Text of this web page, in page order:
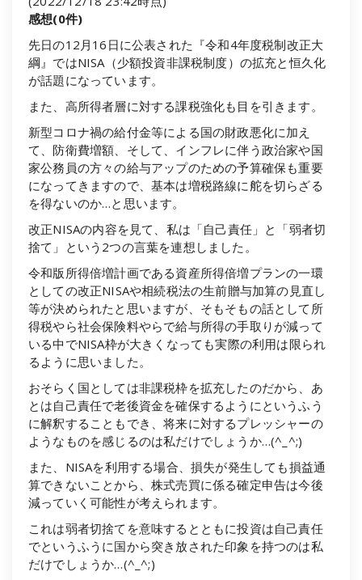
感想(0件)
先日の12月16日に公表された『令和4年度税制改正大
綱』ではNISA（少額投資非課税制度）の拡充と恒久化
が話題になっています。
また、高所得者層に対する課税強化も目を引きます。
新型コロナ禍の給付金等による国の財政悪化に加え
て、防衛費増額、そして、インフレに伴う政治家や国
家公務員の方々の給与アップのための予算確保も重要
になってきますので、基本は増税路線に舵を切らざる
を得ないのか…と思います。
改正NISAの内容を見て、私は「自己責任」と「弱者切
捨て」という2つの言葉を連想しました。
令和版所得倍増計画である資産所得倍増プランの一環
としての改正NISAや相続税法の生前贈与加算の見直し
等が決められたと思いますが、そもそもの話として所
得税やら社会保険料やらで給与所得の手取りが減って
いる中でNISA枠が大きくなっても実際の利用は限られ
るように思いました。
おそらく国としては非課税枠を拡充したのだから、あ
とは自己責任で老後資金を確保するようにというふう
に解釈することもでき、将来に対するプレッシャーの
ようなものを感じるのは私だけでしょうか…(^_^;)
また、NISAを利用する場合、損失が発生しても損益通
算できないことから、株式売買に係る確定申告は今後
減っていく可能性が考えられます。
これは弱者切捨てを意味するとともに投資は自己責任
でというふうに国から突き放された印象を持つのは私
だけでしょうか…(^_^;)